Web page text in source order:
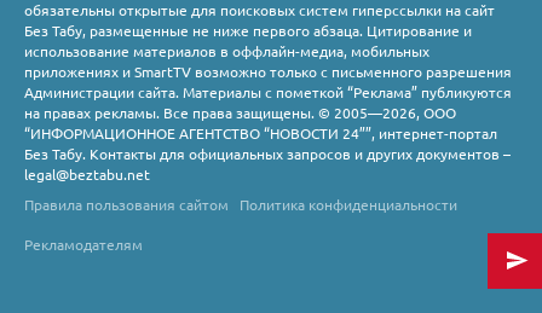
обязательны открытые для поисковых систем гиперссылки на сайт
Без Табу, размещенные не ниже первого абзаца. Цитирование и
использование материалов в оффлайн-медиа, мобильных
приложениях и SmartTV возможно только с письменного разрешения
Администрации сайта. Материалы с пометкой “Реклама” публикуются
на правах рекламы. Все права защищены. © 2005—2026, ООО
“ИНФОРМАЦИОННОЕ АГЕНТСТВО “НОВОСТИ 24””, интернет-портал
Без Табу. Контакты для официальных запросов и других документов –
legal@beztabu.net
Правила пользования сайтом
Политика конфиденциальности
Рекламодателям